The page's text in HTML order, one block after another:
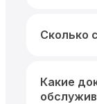
Сколько
Какие